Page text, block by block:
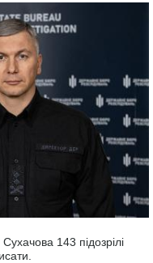
143 підозрілі